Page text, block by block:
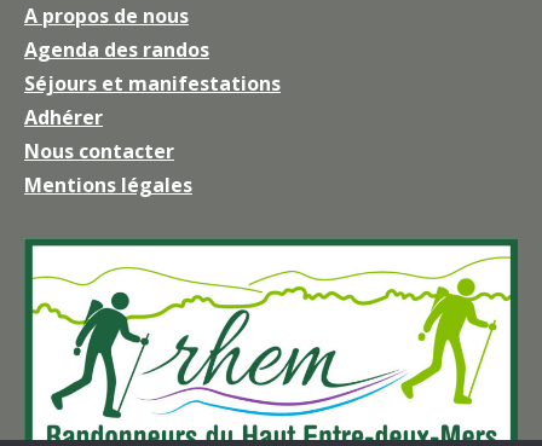
Facebook
s'ouvre
dans
une
nouvelle
fenêtre
A propos de nous
Agenda des randos
Séjours et manifestations
Adhérer
Nous contacter
Mentions légales